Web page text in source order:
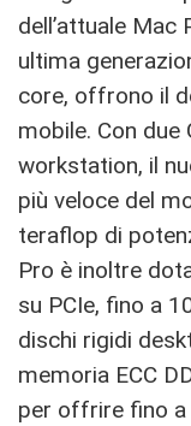
dell’attuale Mac
ultima
core, offrono il
mobile. Con due
workstation, il
più veloce del
teraflop di
Pro è inoltre
su PCIe, fino a
dischi rigidi
memoria ECC
per offrire fino a